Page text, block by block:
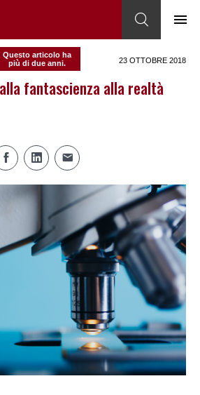
Questo articolo ha
più di due anni.
23 OTTOBRE 2018
fantascienza alla realtà